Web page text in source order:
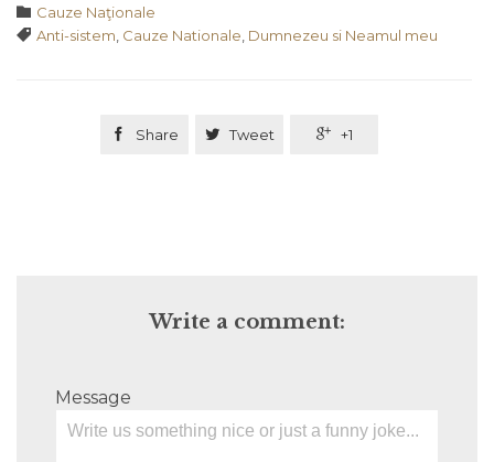
 Category
Cauze Naţionale
 Tags
Anti-sistem, Cauze Nationale, Dumnezeu si Neamul meu
 Share  Tweet  +1
Write a comment:
Message